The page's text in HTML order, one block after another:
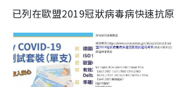
已列在歐盟2019冠狀病毒病快速抗